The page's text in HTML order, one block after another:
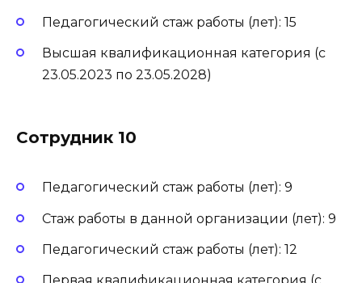
Педагогический стаж работы (лет): 15
Высшая квалификационная категория (с
23.05.2023 по 23.05.2028)
Сотрудник 10
Педагогический стаж работы (лет): 9
Стаж работы в данной организации (лет): 9
Педагогический стаж работы (лет): 12